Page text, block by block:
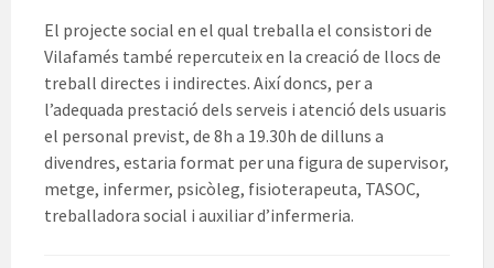
El projecte social en el qual treballa el consistori de
Vilafamés també repercuteix en la creació de llocs de
treball directes i indirectes. Així doncs, per a
l’adequada prestació dels serveis i atenció dels usuaris
el personal previst, de 8h a 19.30h de dilluns a
divendres, estaria format per una figura de supervisor,
metge, infermer, psicòleg, fisioterapeuta, TASOC,
treballadora social i auxiliar d’infermeria.